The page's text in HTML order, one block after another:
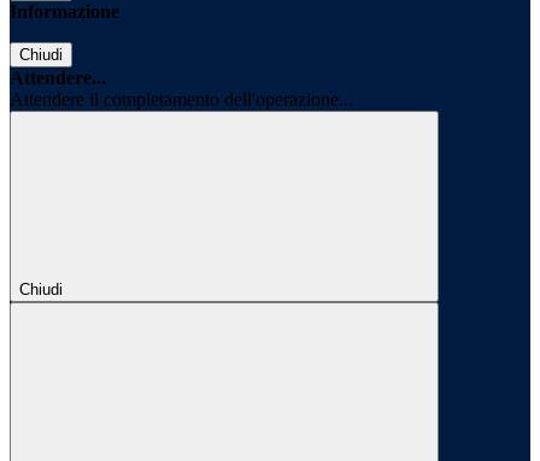
Informazione
Chiudi
Attendere...
Attendere il completamento dell'operazione...
Chiudi